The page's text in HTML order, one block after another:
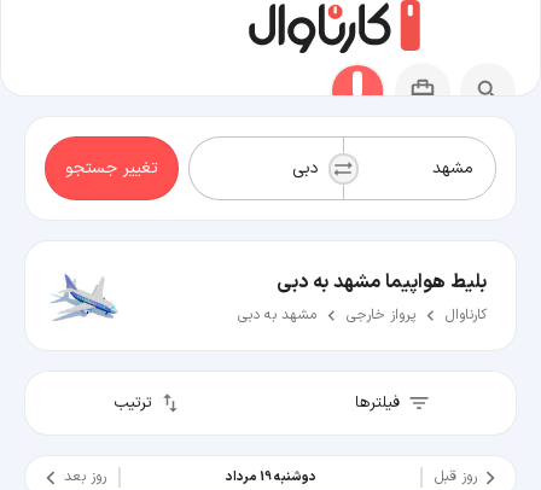
تغییر جستجو
بلیط هواپیما مشهد به دبی
کارناوال پرواز خارجی مشهد به دبی
فیلترها ترتیب
روز قبل دوشنبه 19 مرداد روز بعد